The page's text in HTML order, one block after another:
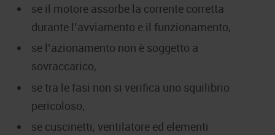
se il motore assorbe la corrente corretta
durante l’avviamento e il funzionamento,
se l’azionamento non è soggetto a
sovraccarico,
se tra le fasi non si verifica uno squilibrio
pericoloso,
se cuscinetti, ventilatore ed elementi